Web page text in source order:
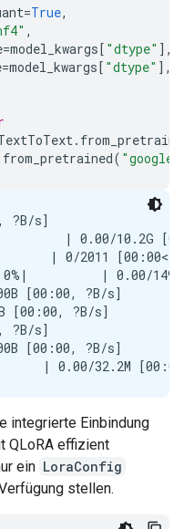
=True,
,
=model_kwargs[ "dtype" ],
=model_kwargs[ "dtype" ],
.
from_pretrained( "google/
?B/s]
| 0.00/10.2G
| 0/2011
0%|          | 0.00/149
[00:00, ?B/s]
[00:00, ?B/s]
?B/s]
[00:00, ?B/s]
integrierte Einbindung
QLoRA effizient
ein LoraConfig
stellen.